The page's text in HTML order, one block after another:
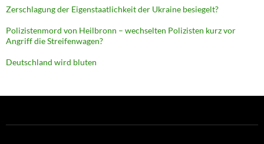
Zerschlagung der Eigenstaatlichkeit der Ukraine besiegelt?
Polizistenmord von Heilbronn – wechselten Polizisten kurz vor
Angriff die Streifenwagen?
Deutschland wird bluten